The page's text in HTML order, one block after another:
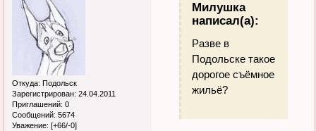
Откуда: Подольск
Зарегистрирован: 24.04.2011
Приглашений: 0
Сообщений: 5674
Уважение: [+66/-0]
Милушка
написал(а):
Разве в
Подольске такое
дорогое съёмное
жильё?